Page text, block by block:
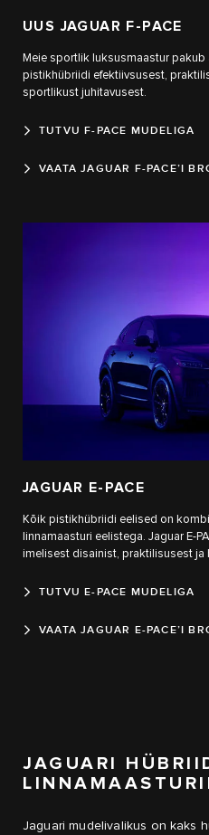
UUS JAGUAR F-PACE
Meie sportlik luksusmaastur
pistikhübriidi efektiivsusest,
sportlikust juhitavusest.
TUTVU F-PACE MUDELIGA
VAATA JAGUAR F-PACE’I
JAGUAR E‑PACE
Kõik pistikhübriidi eelised on
linnamaasturi eelistega. Jaguar E-
imelisest disainist, praktilisusest ja
TUTVU E-PACE MUDELIGA
VAATA JAGUAR E-PACE’I
JAGUARI
Jaguari mudelivalikus on kaks